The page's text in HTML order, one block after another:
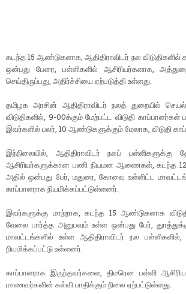
கடந்த 15 ஆண்டுகளாக, ஆதிதிராவிடர் நல விடுதிகளில்
ஒன்பது பேரை, பள்ளிகளில் ஆசிரியர்களாக,
செய்திருப்பது, அதிர்ச்சியை ஏற்படுத்தி உள்ளது.
தமிழக அரசின் ஆதிதிராவிடர் நலத் துறையில்
விடுதிகளில், 9-00க்கும் மேற்பட்ட விடுதி காப்பாளர்கள்
இவர்களில் பலர், 10 ஆண்டுகளுக்கும் மேலாக, விடுதி
இந்நிலையில், ஆதிதிராவிடர் நலப் பள்ளிகளுக்கு
ஆசிரியர்களுக்கான பணி நியமன ஆணைகள், கடந்த
அதில் ஒன்பது பேர், மதுரை, கோவை உள்ளிட்ட
காப்பாளராக நியமிக்கப்பட்டுள்ளனர்.
இவர்களுக்கு மாற்றாக, கடந்த 15 ஆண்டுகளாக
வேலை பார்த்த அனுபவம் உள்ள ஒன்பது பேர்,
மாவட்டங்களில் உள்ள ஆதிதிராவிடர் நல
நியமிக்கப்பட்டு உள்ளனர்.
காப்பாளராக இருந்தவர்களை, திடீரென பள்ளி
மாணவர்களின் கல்வி பாதிக்கும் நிலை ஏற்பட்டுள்ளது.